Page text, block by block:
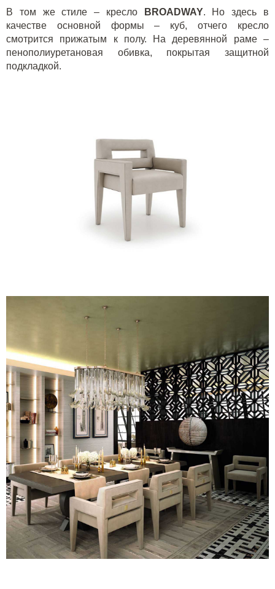
В том же стиле – кресло BROADWAY. Но здесь в
качестве основной формы – куб, отчего кресло
смотрится прижатым к полу. На деревянной раме –
пенополиуретановая обивка, покрытая защитной
подкладкой.